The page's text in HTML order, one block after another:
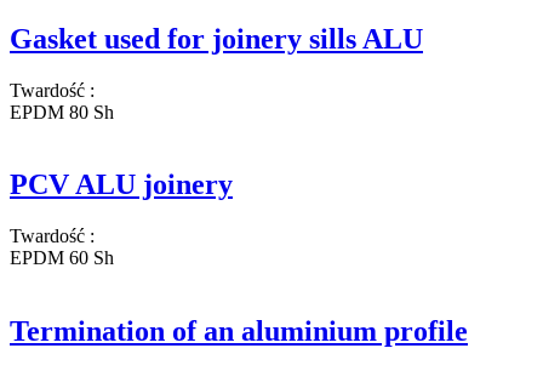
Gasket used for joinery sills ALU
Twardość :
EPDM 80 Sh
PCV ALU joinery
Twardość :
EPDM 60 Sh
Termination of an aluminium profile